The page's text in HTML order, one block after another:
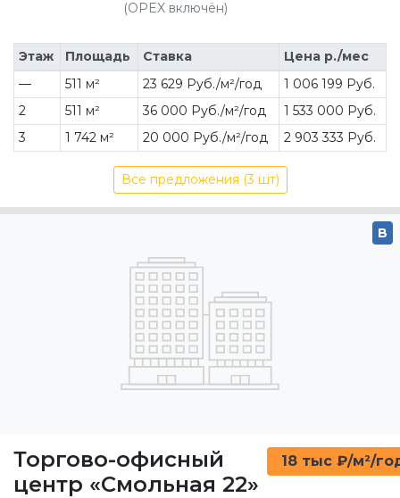
(OPEX включён)
Этаж Площадь Ставка
Цена р./мес
—
511 м² 23 629 Руб./м²/год
1 006 199 Руб.
2
511 м² 36 000 Руб./м²/год
1 533 000 Руб.
3
1 742 м² 20 000 Руб./м²/год 2 903 333 Руб.
Все предложения (3 шт)
B
Торгово-офисный
центр «Смольная 22»
18 тыс ₽/м²/